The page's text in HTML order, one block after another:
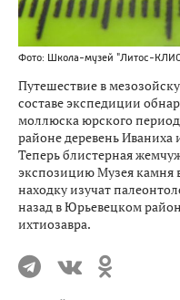
Фото: Школа-музей "Литос-
Путешествие в
составе экспедиции
моллюска юрского
районе деревень
Теперь блистерная
экспозицию Музея камня
находку изучат
назад в Юрьевецком
ихтиозавра.